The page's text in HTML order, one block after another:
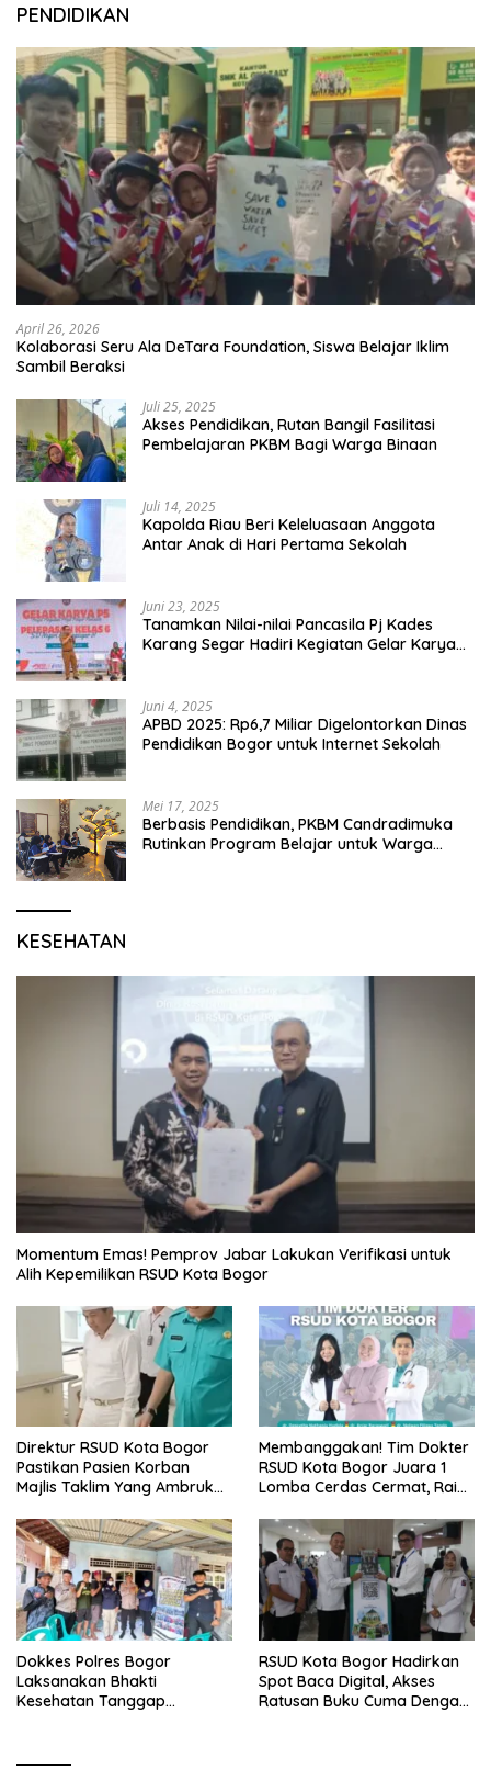
PENDIDIKAN
April 26, 2026
Kolaborasi Seru Ala DeTara Foundation, Siswa Belajar Iklim
Sambil Beraksi
Juli 25, 2025
Akses Pendidikan, Rutan Bangil Fasilitasi
Pembelajaran PKBM Bagi Warga Binaan
Juli 14, 2025
Kapolda Riau Beri Keleluasaan Anggota
Antar Anak di Hari Pertama Sekolah
Juni 23, 2025
Tanamkan Nilai-nilai Pancasila Pj Kades
Karang Segar Hadiri Kegiatan Gelar Karya
Juni 4, 2025
APBD 2025: Rp6,7 Miliar Digelontorkan Dinas
Pendidikan Bogor untuk Internet Sekolah
Mei 17, 2025
Berbasis Pendidikan, PKBM Candradimuka
Rutinkan Program Belajar untuk Warga
KESEHATAN
Momentum Emas! Pemprov Jabar Lakukan Verifikasi untuk
Alih Kepemilikan RSUD Kota Bogor
Direktur RSUD Kota Bogor
Pastikan Pasien Korban
Majlis Taklim Yang Ambruk
Perawatan Maksimal
Membanggakan! Tim Dokter
RSUD Kota Bogor Juara 1
Lomba Cerdas Cermat, Raih
Se-Bogor
Dokkes Polres Bogor
Laksanakan Bhakti
Kesehatan Tanggap
RSUD Kota Bogor Hadirkan
Spot Baca Digital, Akses
Ratusan Buku Cuma Dengan